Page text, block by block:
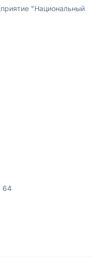
"Национальный
64